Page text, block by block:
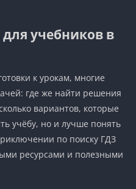
учебников в
к урокам, многие
где же найти решения
вариантов, которые
учёбу, но и лучше понять
по поиску ГДЗ
ресурсами и полезными